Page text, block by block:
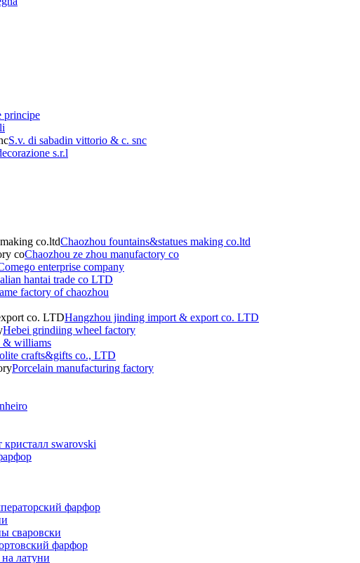
principe
S.v. di sabadin vittorio & c. snc
s.r.l
Chaozhou fountains&statues making co.ltd
Chaozhou ze zhou manufactory co
enterprise company
hantai trade co LTD
factory of chaozhou
Hangzhou jinding import & export co. LTD
Hebei grindiing wheel factory
& williams
crafts&gifts co., LTD
Porcelain manufacturing factory
кристалл swarovski
фарфор
сваровски
фарфор
латуни